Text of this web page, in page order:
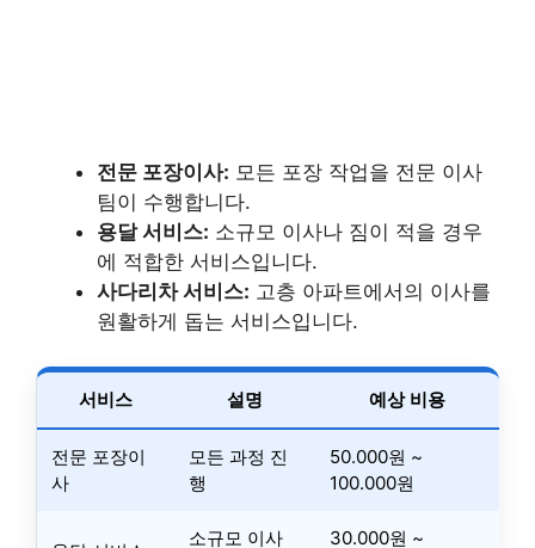
전문 포장이사: 모든 포장 작업을 전문 이사
팀이 수행합니다.
용달 서비스: 소규모 이사나 짐이 적을 경우
에 적합한 서비스입니다.
사다리차 서비스: 고층 아파트에서의 이사를
원활하게 돕는 서비스입니다.
서비스 설명 예상 비용
전문 포장이
사
모든 과정 진
행
50.000원 ~
100.000원
소규모 이사
30.000원 ~